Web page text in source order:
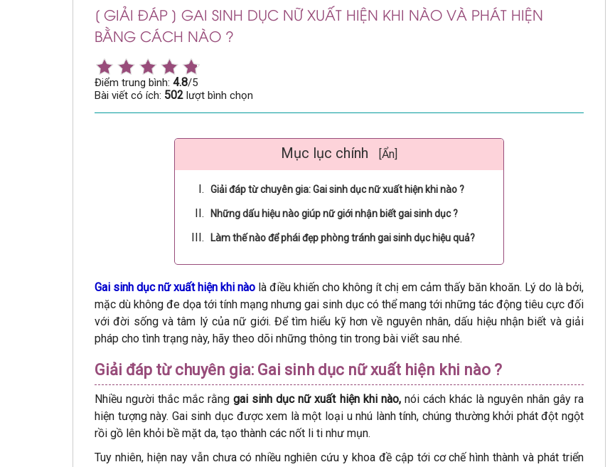
[ GIẢI ĐÁP ] GAI SINH DỤC NỮ XUẤT HIỆN KHI NÀO VÀ PHÁT HIỆN
BẰNG CÁCH NÀO ?
Điểm trung bình: 4.8/5
Bài viết có ích: 502 lượt bình chọn
Mục lục chính [Ẩn]
Giải đáp từ chuyên gia: Gai sinh dục nữ xuất hiện khi nào ?
Những dấu hiệu nào giúp nữ giới nhận biết gai sinh dục ?
Làm thế nào để phái đẹp phòng tránh gai sinh dục hiệu quả?
Gai sinh dục nữ xuất hiện khi nào là điều khiến cho không ít chị em cảm thấy băn khoăn. Lý do là bởi,
mặc dù không đe dọa tới tính mạng nhưng gai sinh dục có thể mang tới những tác động tiêu cực đối
với đời sống và tâm lý của nữ giới. Để tìm hiểu kỹ hơn về nguyên nhân, dấu hiệu nhận biết và giải
pháp cho tình trạng này, hãy theo dõi những thông tin trong bài viết sau nhé.
Giải đáp từ chuyên gia: Gai sinh dục nữ xuất hiện khi nào ?
Nhiều người thắc mắc rằnggai sinh dục nữ xuất hiện khi nào, nói cách khác là nguyên nhân gây ra
hiện tượng này. Gai sinh dục được xem là một loại u nhú lành tính, chúng thường khởi phát đột ngột
rồi gồ lên khỏi bề mặt da, tạo thành các nốt li ti như mụn.
Tuy nhiên, hiện nay vẫn chưa có nhiều nghiên cứu y khoa đề cập tới cơ chế hình thành và phát triển